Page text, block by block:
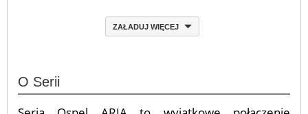
ZAŁADUJ WIĘCEJ
O Serii